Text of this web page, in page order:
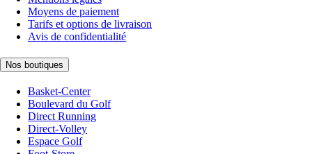
Moyens de paiement
Tarifs et options de livraison
Avis de confidentialité
Nos boutiques
Basket-Center
Boulevard du Golf
Direct Running
Direct-Volley
Espace Golf